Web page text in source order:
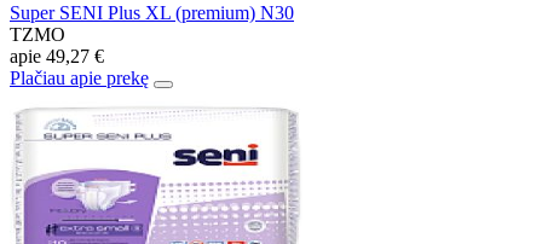
Super SENI Plus XL (premium) N30
TZMO
apie 49,27 €
Plačiau apie prekę